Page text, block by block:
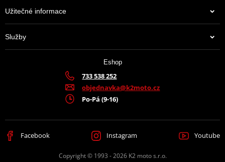
Užitečné informace
Služby
Eshop
733 538 252
objednavka@k2moto.cz
Po-Pá (9-16)
Facebook Instagram Youtube
Copyright © 1993 - 2026 K2 moto s.r.o.